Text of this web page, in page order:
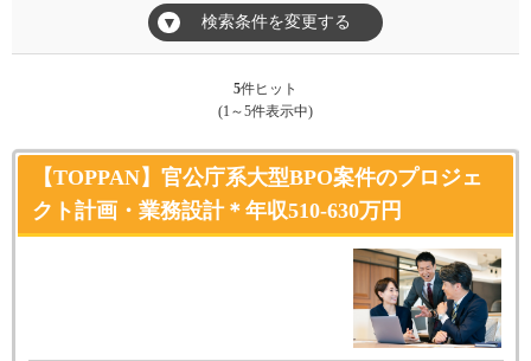
▼ 検索条件を変更する
5件ヒット
(1～5件表示中)
【TOPPAN】官公庁系大型BPO案件のプロジェ
クト計画・業務設計＊年収510-630万円